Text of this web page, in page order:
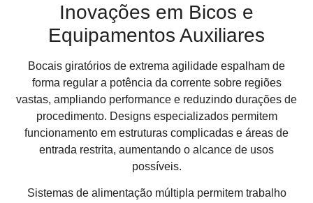
Inovações em Bicos e
Equipamentos Auxiliares
Bocais giratórios de extrema agilidade espalham de
forma regular a potência da corrente sobre regiões
vastas, ampliando performance e reduzindo durações de
procedimento. Designs especializados permitem
funcionamento em estruturas complicadas e áreas de
entrada restrita, aumentando o alcance de usos
possíveis.
Sistemas de alimentação múltipla permitem trabalho